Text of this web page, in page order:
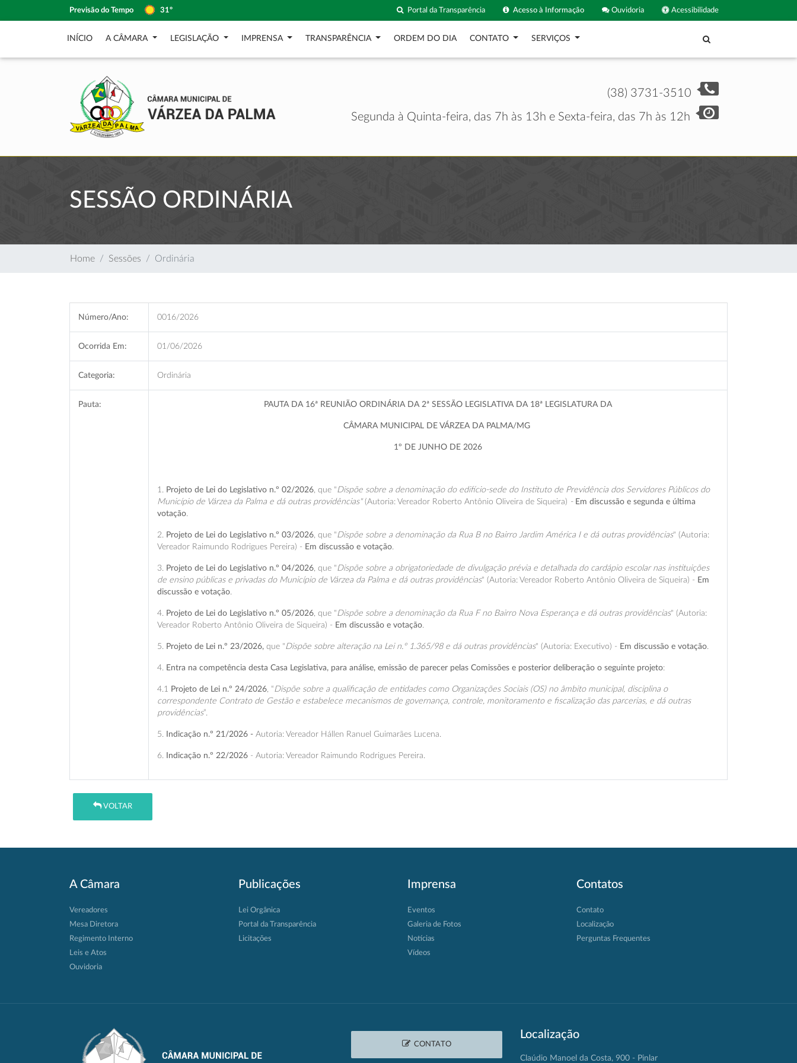
Previsão do Tempo 31º Acessibilidade
Ouvidoria
Acesso à Informação
Portal da Transparência
INÍCIO A CÂMARA LEGISLAÇÃO IMPRENSA TRANSPARÊNCIA ORDEM DO DIA CONTATO SERVIÇOS
(38) 3731-3510
Segunda à Quinta-feira, das 7h às 13h e Sexta-feira, das 7h às 12h
SESSÃO ORDINÁRIA
Home Sessões Ordinária
Número/Ano: 0016/2026
Ocorrida Em: 01/06/2026
Categoria: Ordinária
Pauta: PAUTA DA 16ª REUNIÃO ORDINÁRIA DA 2ª SESSÃO LEGISLATIVA DA 18ª LEGISLATURA DA
CÂMARA MUNICIPAL DE VÁRZEA DA PALMA/MG
1º DE JUNHO DE 2026
1. Projeto de Lei do Legislativo n.º 02/2026, que "Dispõe sobre a denominação do edifício-sede do Instituto de Previdência dos Servidores Públicos do
Município de Várzea da Palma e dá outras providências"(Autoria: Vereador Roberto Antônio Oliveira de Siqueira) - Em discussão e segunda e última
votação.
2. Projeto de Lei do Legislativo n.º 03/2026, que "Dispõe sobre a denominação da Rua B no Bairro Jardim América I e dá outras providências" (Autoria:
Vereador Raimundo Rodrigues Pereira) - Em discussão e votação.
3. Projeto de Lei do Legislativo n.º 04/2026, que "Dispõe sobre a obrigatoriedade de divulgação prévia e detalhada do cardápio escolar nas instituições
de ensino públicas e privadas do Município de Várzea da Palma e dá outras providências" (Autoria: Vereador Roberto Antônio Oliveira de Siqueira) - Em
discussão e votação.
4. Projeto de Lei do Legislativo n.º 05/2026, que "Dispõe sobre a denominação da Rua F no Bairro Nova Esperança e dá outras providências" (Autoria:
Vereador Roberto Antônio Oliveira de Siqueira) - Em discussão e votação.
5. Projeto de Lei n.º 23/2026, que "Dispõe sobre alteração na Lei n.º 1.365/98 e dá outras providências" (Autoria: Executivo) - Em discussão e votação.
4. Entra na competência desta Casa Legislativa, para análise, emissão de parecer pelas Comissões e posterior deliberação o seguinte projeto:
4.1 Projeto de Lei n.º 24/2026, “Dispõe sobre a qualificação de entidades como Organizações Sociais (OS) no âmbito municipal, disciplina o
correspondente Contrato de Gestão e estabelece mecanismos de governança, controle, monitoramento e fiscalização das parcerias, e dá outras
providências”.
5. Indicação n.º 21/2026 - Autoria: Vereador Hállen Ranuel Guimarães Lucena.
6. Indicação n.º 22/2026 - Autoria: Vereador Raimundo Rodrigues Pereira.
VOLTAR
A Câmara
Vereadores
Mesa Diretora
Regimento Interno
Leis e Atos
Ouvidoria
Publicações
Lei Orgânica
Portal da Transparência
Licitações
Imprensa
Eventos
Galeria de Fotos
Notícias
Vídeos
Contatos
Contato
Localização
Perguntas Frequentes
CONTATO
Localização
Claúdio Manoel da Costa, 900 - Pinlar